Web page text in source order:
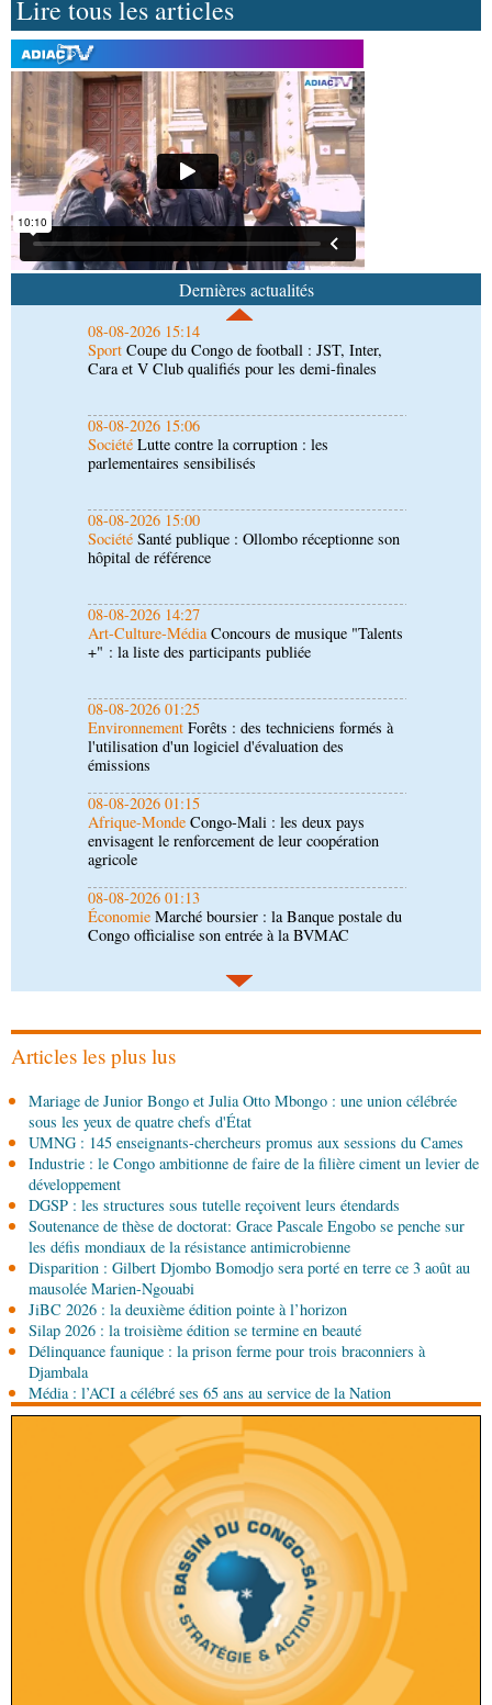
Lire tous les articles
Dernières actualités
08-08-2026 16:34
SociétéLutte contre les épidémies : les employés
de la maison de retraite Kambissi en formation
08-08-2026 16:00
SociétéDistinction : Darrel Ornelle Elion Assiana
promue maître-assistant Cames
08-08-2026 15:14
Coupe du Congo de football : JST, Inter,
Cara et V Club qualifiés pour les demi-finales
08-08-2026 15:06
SociétéLutte contre la corruption : les
parlementaires sensibilisés
08-08-2026 15:00
Société Santé publique : Ollombo réceptionne son
hôpital de référence
08-08-2026 14:27
Art-Culture-MédiaConcours de musique "Talents
+" : la liste des participants publiée
08-08-2026 01:25
EnvironnementForêts : des techniciens formés à
l'utilisation d'un logiciel d'évaluation des
08-08-2026 01:15
Afrique-MondeCongo-Mali : les deux pays
envisagent le renforcement de leur coopération
agricole
08-08-2026 01:13
ÉconomieMarché boursier : la Banque postale du
Congo officialise son entrée à la BVMAC
08-08-2026 01:00
SociétéAccélération du développement: la
République du Congo mise sur sa diaspora
08-08-2026 00:45
gouvernement présente sa politique économique et
sociale 2027-2029 au Parlement
SociétéAssainissement et développement local :
les Nations unies réitèrent leur soutien au Congo
07-08-2026 11:03
SportFootball, le week-end des Diables rouges et
des Congolais de la diaspora en Coupes d'Europe
(matches aller du 3e tour)
07-08-2026 10:15
Afrique-MondeAfrique de l'Ouest : les mafias du
numérique inventent une nouvelle traite humaine
Sport Nzango: Sylvie Malonga élue présidente du
bureau exécutif d’Afis sport Pointe-Noire
Articles les plus lus
Mariage de Junior Bongo et Julia Otto Mbongo : une union célébrée
sous les yeux de quatre chefs d'État
UMNG : 145 enseignants-chercheurs promus aux sessions du Cames
Industrie : le Congo ambitionne de faire de la filière ciment un levier de
développement
DGSP : les structures sous tutelle reçoivent leurs étendards
Soutenance de thèse de doctorat: Grace Pascale Engobo se penche sur
les défis mondiaux de la résistance antimicrobienne
Disparition : Gilbert Djombo Bomodjo sera porté en terre ce 3 août au
mausolée Marien-Ngouabi
JiBC 2026 : la deuxième édition pointe à l’horizon
Silap 2026 : la troisième édition se termine en beauté
Délinquance faunique : la prison ferme pour trois braconniers à
Djambala
Média : l’ACI a célébré ses 65 ans au service de la Nation